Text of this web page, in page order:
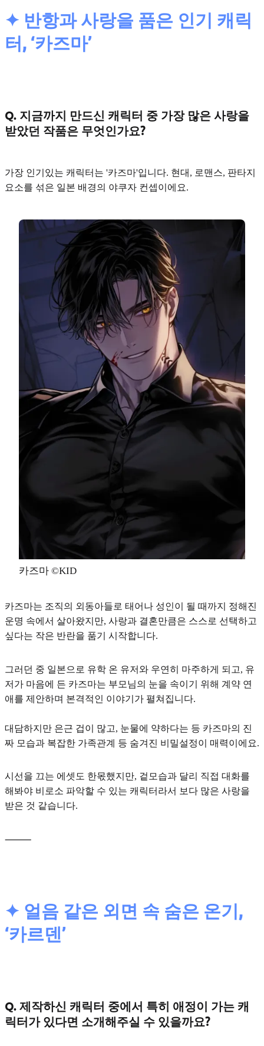
✦ 반항과 사랑을 품은 인기 캐릭
터, ‘카즈마’
Q. 지금까지 만드신 캐릭터 중 가장 많은 사랑을
받았던 작품은 무엇인가요?
가장 인기있는 캐릭터는 '카즈마'입니다. 현대, 로맨스, 판타지
요소를 섞은 일본 배경의 야쿠자 컨셉이에요.
카즈마 ©KID
카즈마는 조직의 외동아들로 태어나 성인이 될 때까지 정해진
운명 속에서 살아왔지만, 사랑과 결혼만큼은 스스로 선택하고
싶다는 작은 반란을 품기 시작합니다.
그러던 중 일본으로 유학 온 유저와 우연히 마주하게 되고, 유
저가 마음에 든 카즈마는 부모님의 눈을 속이기 위해 계약 연
애를 제안하며 본격적인 이야기가 펼쳐집니다.
대담하지만 은근 겁이 많고, 눈물에 약하다는 등 카즈마의 진
짜 모습과 복잡한 가족관계 등 숨겨진 비밀설정이 매력이에요.
시선을 끄는 에셋도 한몫했지만, 겉모습과 달리 직접 대화를
해봐야 비로소 파악할 수 있는 캐릭터라서 보다 많은 사랑을
받은 것 같습니다.
⸻
✦ 얼음 같은 외면 속 숨은 온기,
‘카르덴’
Q. 제작하신 캐릭터 중에서 특히 애정이 가는 캐
릭터가 있다면 소개해주실 수 있을까요?